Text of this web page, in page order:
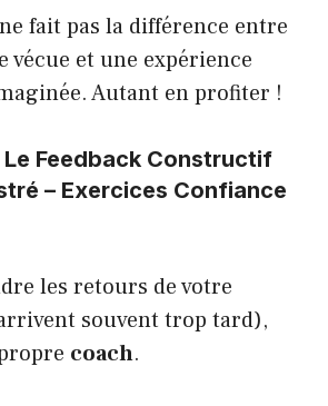
fait pas la différence entre
vécue et une expérience
Autant en profiter !
Feedback Constructif
– Exercices Confiance
les retours de votre
souvent trop tard),
coach.